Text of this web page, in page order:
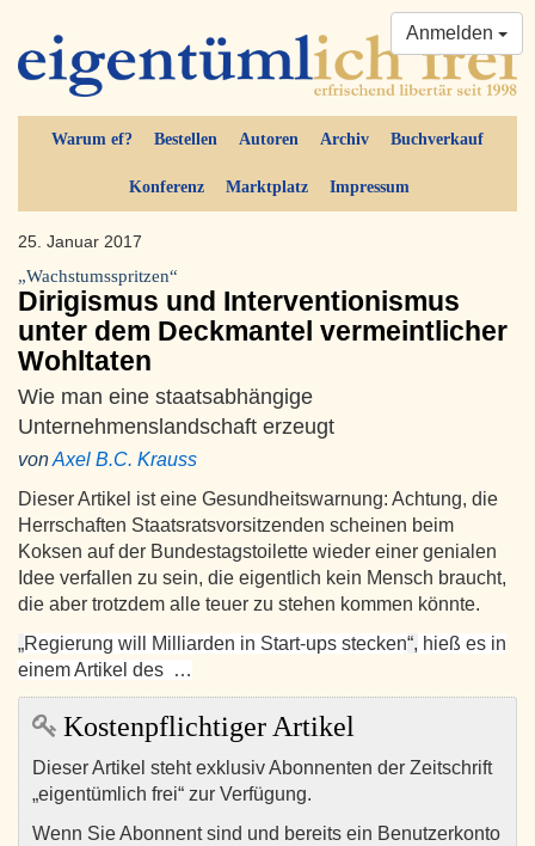
Warum ef? Bestellen Autoren Archiv Buchverkauf
Konferenz Marktplatz Impressum
Anmelden
25. Januar 2017
„Wachstumsspritzen“
Dirigismus und Interventionismus
unter dem Deckmantel vermeintlicher
Wohltaten
Wie man eine staatsabhängige
Unternehmenslandschaft erzeugt
vonAxel B.C. Krauss
Dieser Artikel ist eine Gesundheitswarnung: Achtung, die
Herrschaften Staatsratsvorsitzenden scheinen beim
Koksen auf der Bundestagstoilette wieder einer genialen
Idee verfallen zu sein, die eigentlich kein Mensch braucht,
die aber trotzdem alle teuer zu stehen kommen könnte.
„Regierung will Milliarden in Start-ups stecken“, hieß es in
einem Artikel des …
Kostenpflichtiger Artikel
Dieser Artikel steht exklusiv Abonnenten der Zeitschrift
„eigentümlich frei“ zur Verfügung.
Wenn Sie Abonnent sind und bereits ein Benutzerkonto